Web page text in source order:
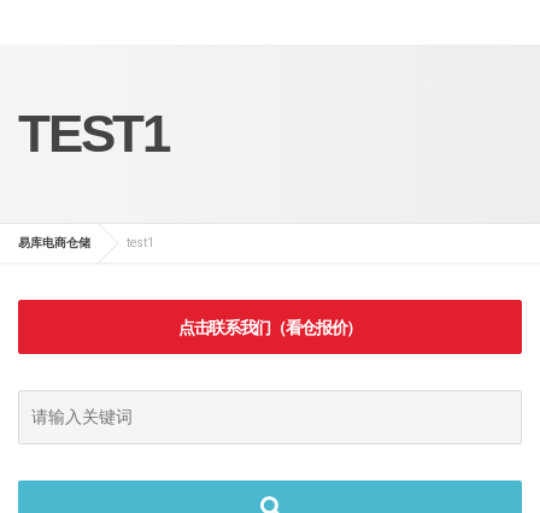
TEST1
易库电商仓储 test1
点击联系我们（看仓报价）
搜索表单